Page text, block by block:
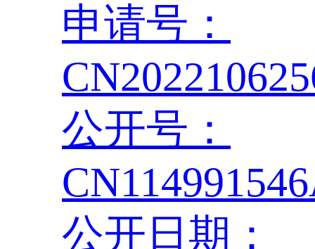
申请号：
公开号：
公开日期：